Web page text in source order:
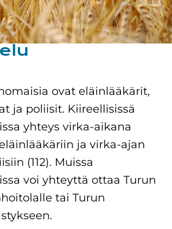
ovat eläinlääkärit,
ja poliisit. Kiireellisissä
yhteys virka-aikana
ja virka-ajan
(112). Muissa
voi yhteyttä ottaa Turun
tai Turun